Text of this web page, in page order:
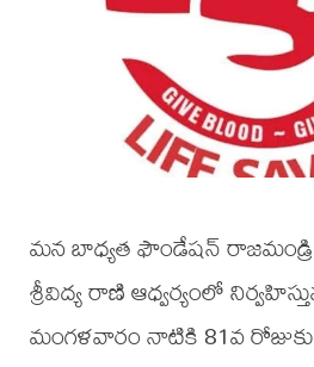
మన బాధ్యత ఫౌండేషన్ రాజమండ్రి
శ్రీవిద్య రాణి ఆధ్వర్యంలో
మంగళవారం నాటికి 81వ